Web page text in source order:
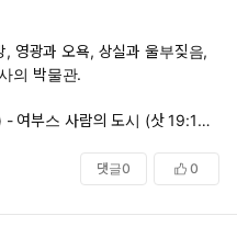
영광과 오욕, 상실과 울부짖음,
의 박물관.
여부스 사람의 도시 (삿 19:10,
(삼하 5:4-5) - 아시리아의 북이
남유다 점령 (BC 586) - 바빌론
2차 성전시대 (BC 515-AD 70)
안 왕조 - 로마 폼페이의 예루살
댓글0 0